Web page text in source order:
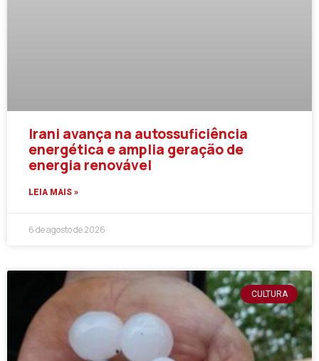
Irani avança na autossuficiência
energética e amplia geração de
energia renovável
LEIA MAIS »
6 de agosto de 2026
CULTURA